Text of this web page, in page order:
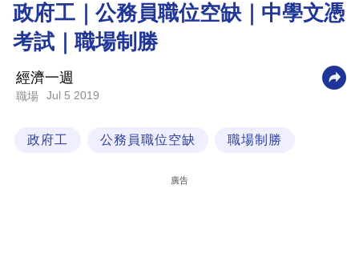
業
科
生
政府工｜公務員職位空缺｜中學文憑
考試｜職場制勝
經濟一週
職場 Jul 5 2019
政府工 公務員職位空缺 職場制勝
廣告